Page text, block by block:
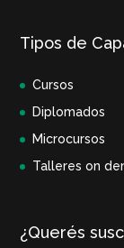
Tipos de
Cursos
Diplomados
Microcursos
Talleres on
¿Querés